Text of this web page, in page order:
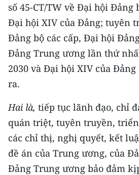
số 45-CT/TW về Đại hội Đảng
Đại hội XIV của Đảng; tuyên
Đảng bộ các cấp, Đại hội
Đảng Trung ương lần thứ
2030 và Đại hội XIV của Đảng
ra.
Hai là, tiếp tục lãnh đạo, chỉ
quán triệt, tuyên truyền,
các chỉ thị, nghị quyết, kết
đề án của Trung ương, của
Đảng Trung ương bảo đảm